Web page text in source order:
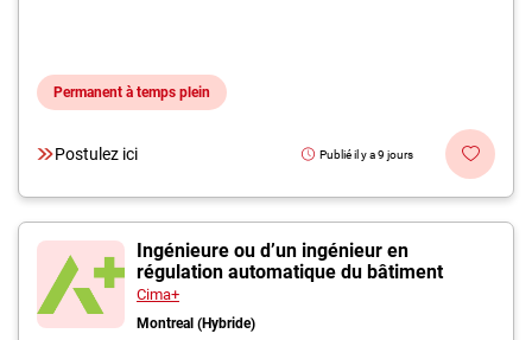
Permanent à temps plein
Postulez ici Publié il y a 9 jours
Ingénieure ou d’un ingénieur en
régulation automatique du bâtiment
Cima+
Montreal (Hybride)